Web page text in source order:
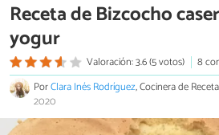
Receta de Bizcocho
yogur
Valoración: 3.6 (5 votos)
8
PorClara Inés Rodríguez, Cocinera de
2020